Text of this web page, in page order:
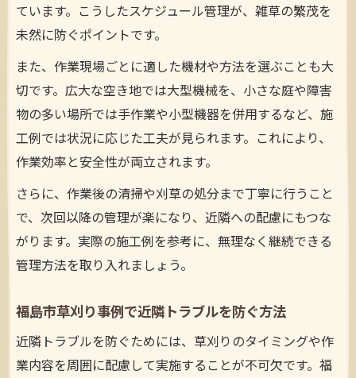
ています。こうしたスケジュール管理が、雑草の繁茂を
未然に防ぐポイントです。
また、作業現場ごとに適した機材や方法を選ぶことも大
切です。広大な空き地では大型機械を、小さな庭や障害
物の多い場所では手作業や小型機器を併用するなど、施
工例では状況に応じた工夫が見られます。これにより、
作業効率と安全性が両立されます。
さらに、作業後の清掃や刈草の処分まで丁寧に行うこと
で、次回以降の管理が楽になり、近隣への配慮にもつな
がります。実際の施工例を参考に、無理なく継続できる
管理方法を取り入れましょう。
福島市草刈り事例で近隣トラブルを防ぐ方法
近隣トラブルを防ぐためには、草刈りのタイミングや作
業内容を周囲に配慮して実施することが不可欠です。福